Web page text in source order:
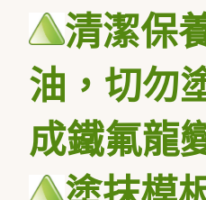
清潔保
油，切勿
成鐵氟龍